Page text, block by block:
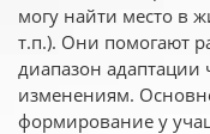
могу найти место в
т.п.). Они помогают
диапазон адаптации
изменениям.
формирование у